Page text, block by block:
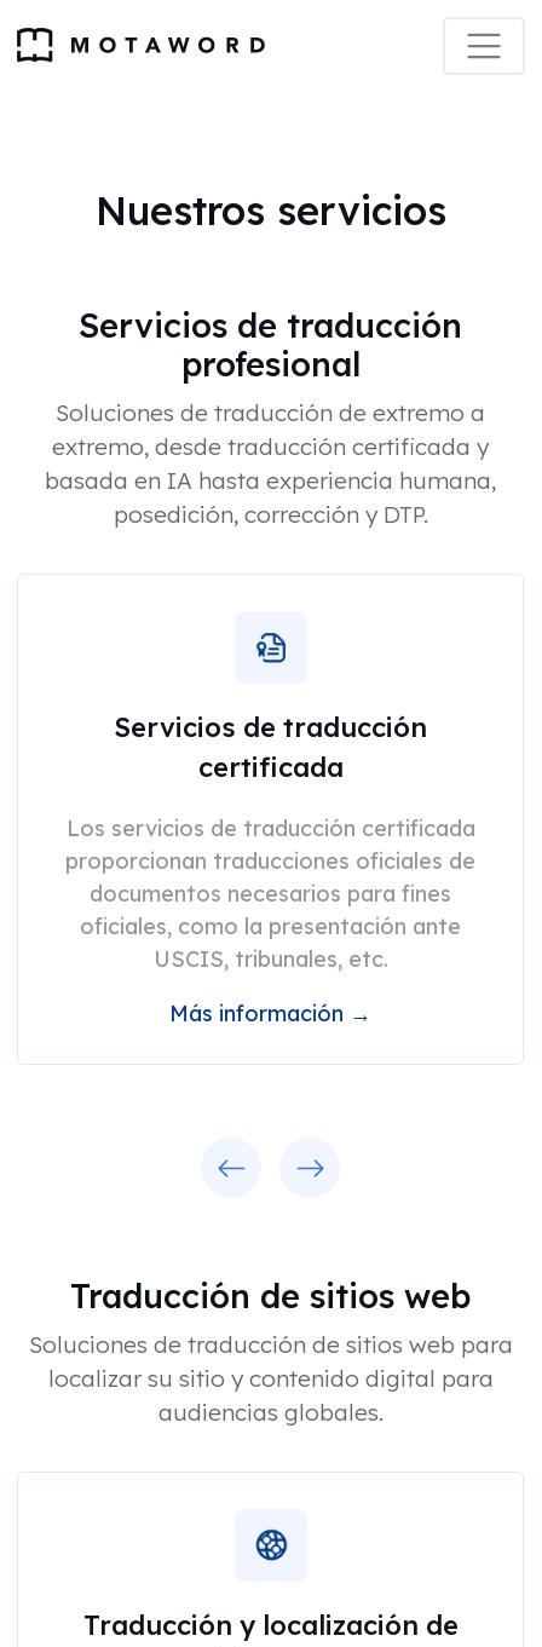
Nuestros servicios
Servicios de traducción
profesional
Soluciones de traducción de extremo a
extremo, desde traducción certificada y
basada en IA hasta experiencia humana,
posedición, corrección y DTP.
Servicios de traducción
certificada
Los servicios de traducción certificada
proporcionan traducciones oficiales de
documentos necesarios para fines
oficiales, como la presentación ante
USCIS, tribunales, etc.
Más información →
Traducción de sitios web
Soluciones de traducción de sitios web para
localizar su sitio y contenido digital para
audiencias globales.
Traducción y localización de